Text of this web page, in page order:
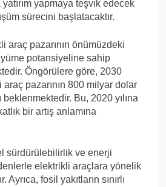
yapmaya teşvik edecek
sürecini başlatacaktır.
araç pazarının önümüzdeki
potansiyeline sahip
Öngörülere göre, 2030
araç pazarının 800 milyar dolar
Bu, 2020 yılına
bir artış anlamına
sürdürülebilirlik ve enerji
elektrikli araçlara yönelik
fosil yakıtların sınırlı